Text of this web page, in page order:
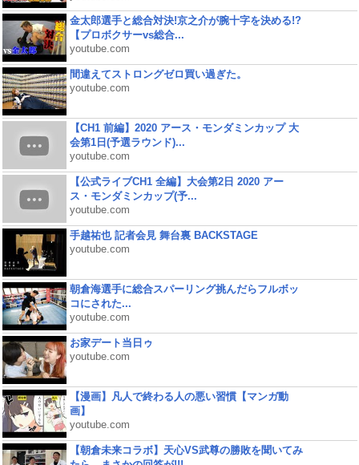
金太郎選手と総合対決!京之介が腕十字を決める!?
【プロボクサーvs総合...
youtube.com
間違えてストロングゼロ買い過ぎた。
youtube.com
【CH1 前編】2020 アース・モンダミンカップ 大
会第1日(予選ラウンド)...
youtube.com
【公式ライブCH1 全編】大会第2日 2020 アー
ス・モンダミンカップ(予...
youtube.com
手越祐也 記者会見 舞台裏 BACKSTAGE
youtube.com
朝倉海選手に総合スパーリング挑んだらフルボッ
コにされた...
youtube.com
お家デート当日ゥ
youtube.com
【漫画】凡人で終わる人の悪い習慣【マンガ動
画】
youtube.com
【朝倉未来コラボ】天心VS武尊の勝敗を聞いてみ